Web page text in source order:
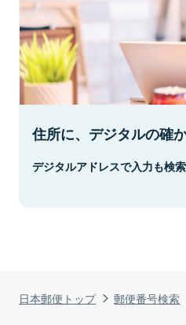
日本郵便トップ 郵便番号検索
住所に、デジタルの確か
デジタルアドレスで入力も検索